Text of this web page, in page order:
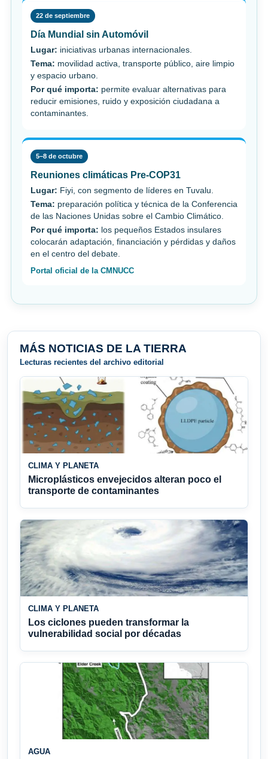
22 de septiembre
Día Mundial sin Automóvil
Lugar: iniciativas urbanas internacionales.
Tema: movilidad activa, transporte público, aire limpio
y espacio urbano.
Por qué importa: permite evaluar alternativas para
reducir emisiones, ruido y exposición ciudadana a
contaminantes.
5–8 de octubre
Reuniones climáticas Pre-COP31
Lugar: Fiyi, con segmento de líderes en Tuvalu.
Tema: preparación política y técnica de la Conferencia
de las Naciones Unidas sobre el Cambio Climático.
Por qué importa: los pequeños Estados insulares
colocarán adaptación, financiación y pérdidas y daños
en el centro del debate.
Portal oficial de la CMNUCC
MÁS NOTICIAS DE LA TIERRA
Lecturas recientes del archivo editorial
CLIMA Y PLANETA
Microplásticos envejecidos alteran poco el
transporte de contaminantes
CLIMA Y PLANETA
Los ciclones pueden transformar la
vulnerabilidad social por décadas
AGUA